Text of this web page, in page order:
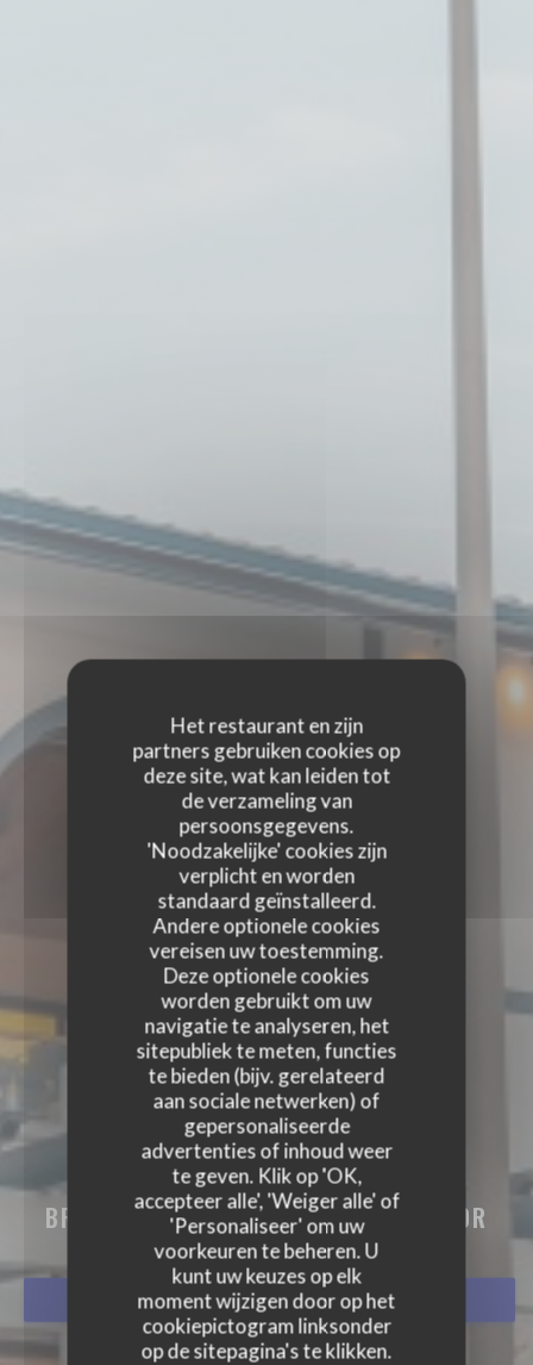
Het restaurant en zijn
partners gebruiken cookies op
deze site, wat kan leiden tot
de verzameling van
persoonsgegevens.
'Noodzakelijke' cookies zijn
verplicht en worden
standaard geïnstalleerd.
Andere optionele cookies
vereisen uw toestemming.
Deze optionele cookies
worden gebruikt om uw
navigatie te analyseren, het
sitepubliek te meten, functies
te bieden (bijv. gerelateerd
aan sociale netwerken) of
gepersonaliseerde
advertenties of inhoud weer
te geven. Klik op 'OK,
accepteer alle', 'Weiger alle' of
'Personaliseer' om uw
voorkeuren te beheren. U
kunt uw keuzes op elk
moment wijzigen door op het
cookiepictogram linksonder
op de sitepagina's te klikken.
BISTRO BALNÉAIRE
BRASSERIE - RESTAURANT|HOSSEGOR
RESERVEER EEN TAFEL